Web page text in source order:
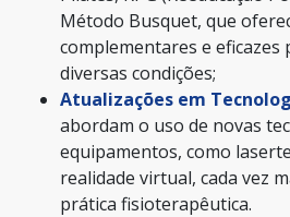
Método Busquet, que
complementares e
diversas condições;
Atualizações em
abordam o uso de novas
equipamentos, como
realidade virtual, cada vez
prática fisioterapêutica.